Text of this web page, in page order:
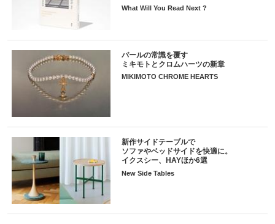
What Will You Read Next ?
パールの常識を覆す
ミキモトとクロムハーツの新章
MIKIMOTO CHROME HEARTS
新作サイドテーブルで
ソファやベッドサイドを快適に。
イクスシー、HAYほか6選
New Side Tables